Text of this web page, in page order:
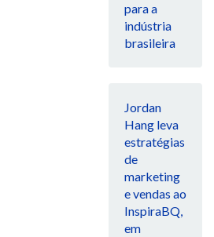
para a
indústria
brasileira
Jordan
Hang leva
estratégias
de
marketing
e vendas ao
InspiraBQ,
em